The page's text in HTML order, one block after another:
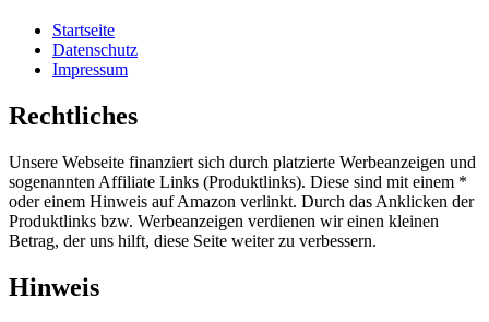
Startseite
Datenschutz
Impressum
Rechtliches
Unsere Webseite finanziert sich durch platzierte Werbeanzeigen und
sogenannten Affiliate Links (Produktlinks). Diese sind mit einem *
oder einem Hinweis auf Amazon verlinkt. Durch das Anklicken der
Produktlinks bzw. Werbeanzeigen verdienen wir einen kleinen
Betrag, der uns hilft, diese Seite weiter zu verbessern.
Hinweis